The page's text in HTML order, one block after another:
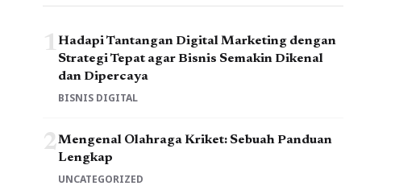
1Hadapi Tantangan Digital Marketing dengan
Strategi Tepat agar Bisnis Semakin Dikenal
dan Dipercaya
BISNIS DIGITAL
2Mengenal Olahraga Kriket: Sebuah Panduan
Lengkap
UNCATEGORIZED